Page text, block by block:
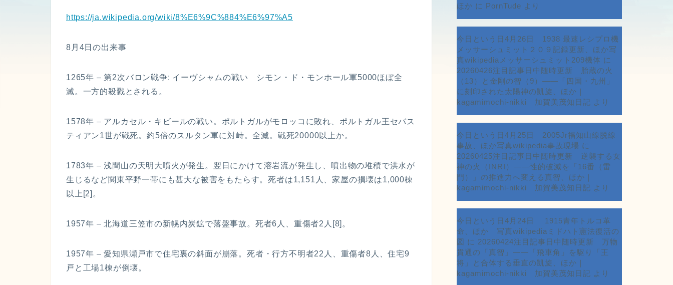
https://ja.wikipedia.org/wiki/8%E6%9C%884%E6%97%A5
8月4日の出来事
1265年 – 第2次バロン戦争: イーヴシャムの戦い シモン・ド・モンホール軍5000ほぼ全
滅。一方的殺戮とされる。
1578年 – アルカセル・キビールの戦い。ポルトガルがモロッコに敗れ、ポルトガル王セバス
ティアン1世が戦死。約5倍のスルタン軍に対峙。全滅。戦死20000以上か。
1783年 – 浅間山の天明大噴火が発生。翌日にかけて溶岩流が発生し、噴出物の堆積で洪水が
生じるなど関東平野一帯にも甚大な被害をもたらす。死者は1,151人、家屋の損壊は1,000棟
以上[2]。
1957年 – 北海道三笠市の新幌内炭鉱で落盤事故。死者6人、重傷者2人[8]。
1957年 – 愛知県瀬戸市で住宅裏の斜面が崩落。死者・行方不明者22人、重傷者8人、住宅9
戸と工場1棟が倒壊。
ほか に PornTude より
今日という日4月26日 1938 最速レシプロ機
メッサーシュミット２０９記録更新、ほか写
真wikipediaメッサーシュミット209機体 に
20260426注目記事日中随時更新 胎蔵の火
（13）と金剛の智（9）――「四国・九州」
に刻印された太陽神の凱旋、ほか｜
kagamimochi-nikki 加賀美茂知日記 より
今日という日4月25日 2005Jr福知山線脱線
事故、ほか写真wikipedia事故現場 に
20260425注目記事日中随時更新 逆襲する女
神の火（INRI）――性的破滅を「16番（雷
門）」の推進力へ変える真智、ほか｜
kagamimochi-nikki 加賀美茂知日記 より
今日という日4月24日 1915青年トルコ革
命、ほか 写真wikipediaミドハト憲法復活の
図 に 20260424注目記事日中随時更新 万物
貫通の「真智」――「飛車角」を駆り「王
将」と合体する垂直の凱旋、ほか｜
kagamimochi-nikki 加賀美茂知日記 より